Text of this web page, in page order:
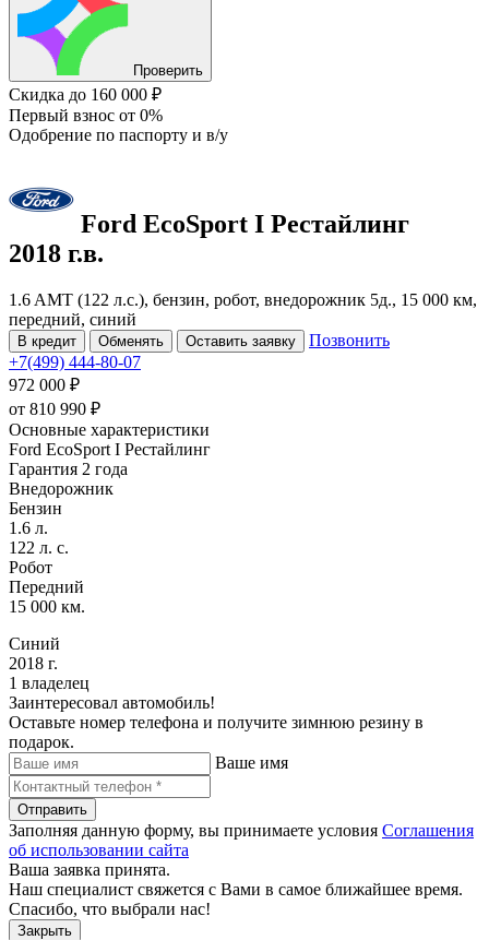
Проверить
Скидка до 160 000 ₽
Первый взнос от 0%
Одобрение по паспорту и в/у
Ford EcoSport I Рестайлинг
2018 г.в.
1.6 AMT (122 л.с.), бензин, робот, внедорожник 5д., 15 000 км,
передний, синий
В кредит Обменять Оставить заявку
Позвонить
+7(499) 444-80-07
972 000 ₽
от 810 990 ₽
Основные характеристики
Ford EcoSport I Рестайлинг
Гарантия 2 года
Внедорожник
Бензин
1.6 л.
122 л. с.
Робот
Передний
15 000 км.
Синий
2018 г.
1 владелец
Заинтересовал автомобиль!
Оставьте номер телефона и получите зимнюю резину в
подарок.
Ваше имя
Отправить
Заполняя данную форму, вы принимаете условия Соглашения
об использовании сайта
Ваша заявка принята.
Наш специалист свяжется с Вами в самое ближайшее время.
Спасибо, что выбрали нас!
Закрыть